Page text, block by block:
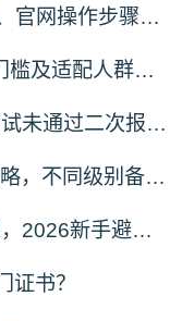
2026年HCIA认证报名流程、官网操作步骤及考场预约全指南
华为HCIA认证报考条件、门槛及适配人群全面解析
华为认证补考报名规则，考试未通过二次报考全攻略
华为认证报名后备考规划攻略，不同级别备考时长与学习方法
华为认证报名常见错误汇总，2026新手避坑指南
证书？